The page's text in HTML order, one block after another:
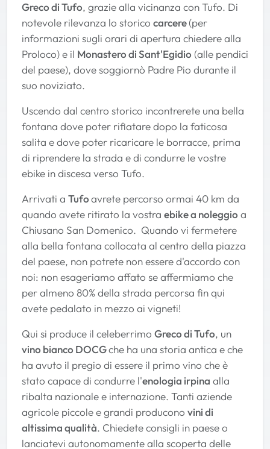
Greco di Tufo, grazie alla vicinanza con Tufo. Di
notevole rilevanza lo storico carcere(per
informazioni sugli orari di apertura chiedere alla
Proloco) e il Monastero di Sant'Egidio (alle pendici
del paese), dove soggiornò Padre Pio durante il
suo noviziato.
Uscendo dal centro storico incontrerete una bella
fontana dove poter rifiatare dopo la faticosa
salita e dove poter ricaricare le borracce, prima
di riprendere la strada e di condurre le vostre
ebike in discesa verso Tufo.
Arrivati a Tufoavrete percorso ormai 40 km da
quando avete ritirato la vostra ebike a noleggio a
Chiusano San Domenico. Quando vi fermetere
alla bella fontana collocata al centro della piazza
del paese, non potrete non essere d'accordo con
noi: non esageriamo affato se affermiamo che
per almeno 80% della strada percorsa fin qui
avete pedalato in mezzo ai vigneti!
Qui si produce il celeberrimo Greco di Tufo, un
vino bianco DOCGche ha una storia antica e che
ha avuto il pregio di essere il primo vino che è
stato capace di condurre l'enologia irpina alla
ribalta nazionale e internazione. Tanti aziende
agricole piccole e grandi producono vini di
altissima qualità. Chiedete consigli in paese o
lanciatevi autonomamente alla scoperta delle